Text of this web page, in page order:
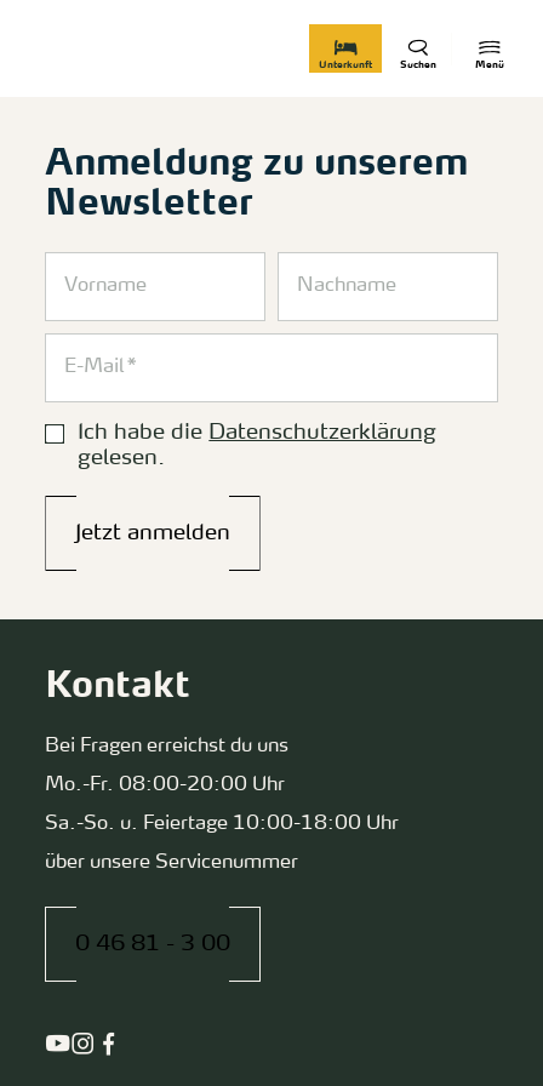
Menü
Suchen
Unterkunft
Anmeldung zu unserem
Newsletter
Ich habe die Datenschutzerklärung
gelesen.
Jetzt anmelden
Kontakt
Bei Fragen erreichst du uns
Mo.-Fr. 08:00-20:00 Uhr
Sa.-So. u. Feiertage 10:00-18:00 Uhr
über unsere Servicenummer
0 46 81 - 3 00